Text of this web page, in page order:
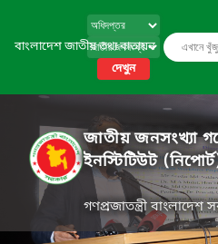
বাংলাদেশ জাতীয় তথ্য বাতায়ন
দেখুন
জাতীয় জনসংখ্যা
ইনস্টিটিউট
গণপ্রজাতন্ত্রী বাংলাদেশ